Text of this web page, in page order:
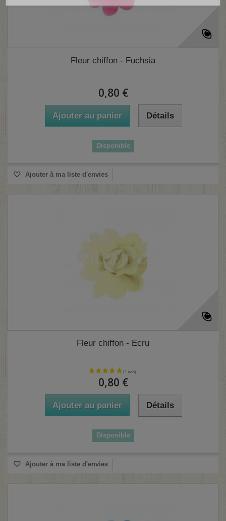
Fleur chiffon - Fuchsia
0,80 €
Ajouter au panier Détails
Disponible
Ajouter à ma liste d'envies
Fleur chiffon - Ecru
0,80 €
Ajouter au panier Détails
Disponible
Ajouter à ma liste d'envies